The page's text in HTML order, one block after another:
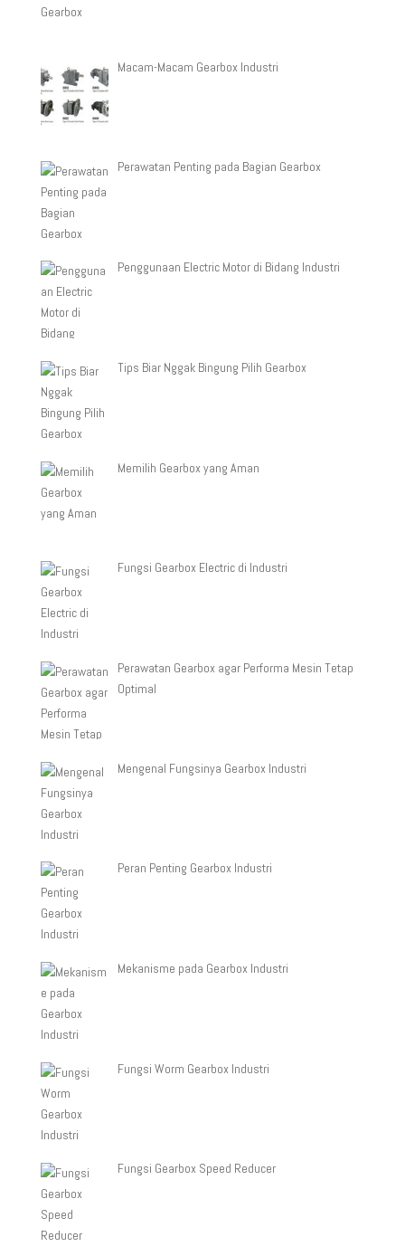
Macam-Macam Gearbox Industri
Perawatan Penting pada Bagian Gearbox
Penggunaan Electric Motor di Bidang Industri
Tips Biar Nggak Bingung Pilih Gearbox
Memilih Gearbox yang Aman
Fungsi Gearbox Electric di Industri
Perawatan Gearbox agar Performa Mesin Tetap
Optimal
Mengenal Fungsinya Gearbox Industri
Peran Penting Gearbox Industri
Mekanisme pada Gearbox Industri
Fungsi Worm Gearbox Industri
Fungsi Gearbox Speed Reducer